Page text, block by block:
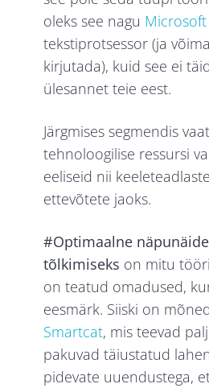
oleks see nagu
tekstiprotsessor (ja
kirjutada), kuid see ei
ülesannet teie eest.
Järgmises segmendis
tehnoloogilise ressursi
eeliseid nii
ettevõtete jaoks.
#Optimaalne
tõlkimiseks on mitu
on teatud omadused,
eesmärk. Siiski on
Smartcat, mis teevad
pakuvad täiustatud
pidevate uuendustega,